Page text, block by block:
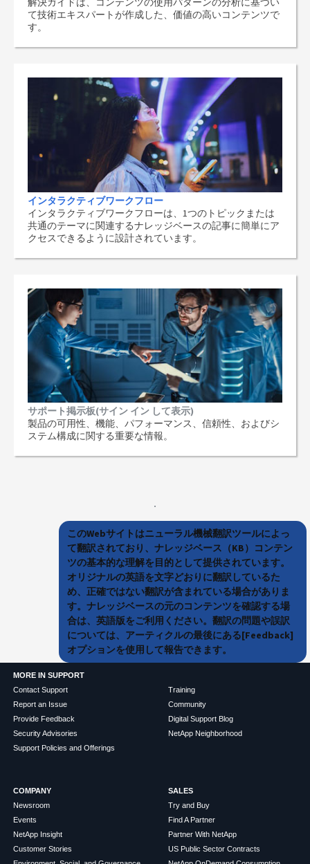
て技術エキスパートが作成した、価値の高いコンテンツで
す。
インタラクティブワークフロー
インタラクティブワークフローは、1つのトピックまたは
共通のテーマに関連するナレッジベースの記事に簡単にア
クセスできるように設計されています。
サポート掲示板(サイン イン して表示)
製品の可用性、機能、パフォーマンス、信頼性、およびシ
ステム構成に関する重要な情報。
このWebサイトはニューラル機械翻訳ツールによっ
て翻訳されており、ナレッジベース（KB）コンテン
ツの基本的な理解を目的として提供されています。
オリジナルの英語を文字どおりに翻訳しているた
め、正確ではない翻訳が含まれている場合がありま
す。ナレッジベースの元のコンテンツを確認する場
合は、英語版をご利用ください。翻訳の問題や誤訳
については、アーティクルの最後にある[Feedback]
オプションを使用して報告できます。
MORE IN SUPPORT
Contact Support
Report an Issue
Provide Feedback
Security Advisories
Support Policies and Offerings
Training
Community
Digital Support Blog
NetApp Neighborhood
COMPANY
Newsroom
Events
NetApp Insight
Customer Stories
SALES
Try and Buy
Find A Partner
Partner With NetApp
US Public Sector Contracts